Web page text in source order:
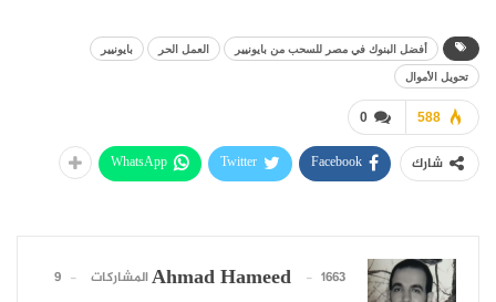
أفضل البنوك في مصر للسحب من بايونيير العمل الحر
بايونيير
تحويل الأموال
0 588
شارك Facebook
Twitter
WhatsApp
Ahmad Hameed 1663 المشاركات
9